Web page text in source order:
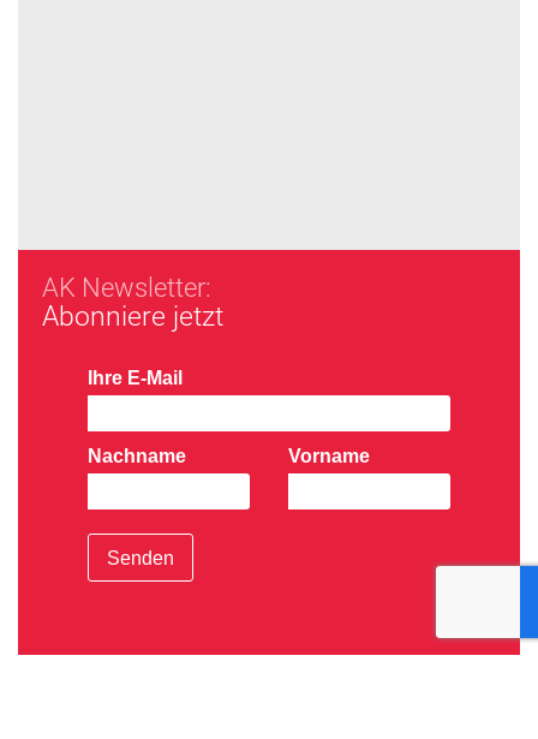
AK Newsletter:
Abonniere jetzt
Ihre E-Mail
Nachname Vorname
Senden